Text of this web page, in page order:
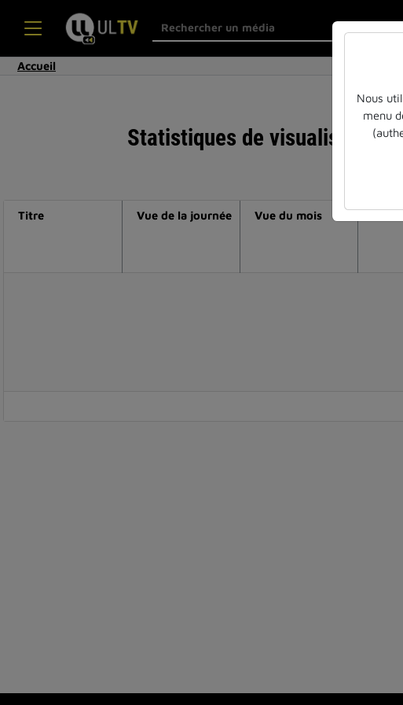
Accueil
Statistiques de visualisation
Titre Vue de la journée Vue du mois
Nous
menu